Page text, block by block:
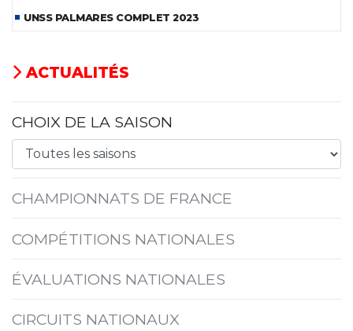
UNSS PALMARES COMPLET 2023
ACTUALITÉS
CHOIX DE LA SAISON
CHAMPIONNATS DE FRANCE
COMPÉTITIONS NATIONALES
ÉVALUATIONS NATIONALES
CIRCUITS NATIONAUX